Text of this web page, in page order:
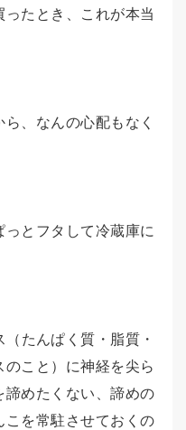
たとき、これが本当
、なんの心配もなく
とフタして冷蔵庫に
たんぱく質・脂質・
こと）に神経を尖ら
諦めたくない、諦めの
こを常駐させておくの